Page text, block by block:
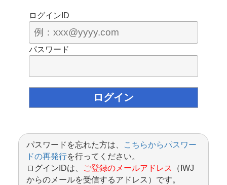
ログインID
パスワード
パスワードを忘れた方は、
こちらからパスワー
ドの再発行を行ってください。
ログインIDは、
ご登録のメールアドレス
（IWJ
からのメールを受信するアドレス）です。